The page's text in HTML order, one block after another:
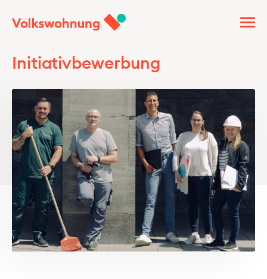
Initiativbewerbung